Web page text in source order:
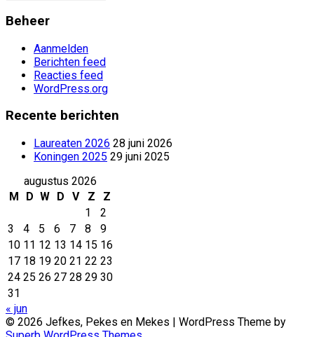
Beheer
Aanmelden
Berichten feed
Reacties feed
WordPress.org
Recente berichten
Laureaten 2026 28 juni 2026
Koningen 2025 29 juni 2025
augustus 2026
M
D W D V Z
Z
1
2
3
4 5 6 7 8
9
10 11 12 13 14 15 16
17 18 19 20 21 22 23
24 25 26 27 28 29 30
31
« jun
© 2026 Jefkes, Pekes en Mekes | WordPress Theme by